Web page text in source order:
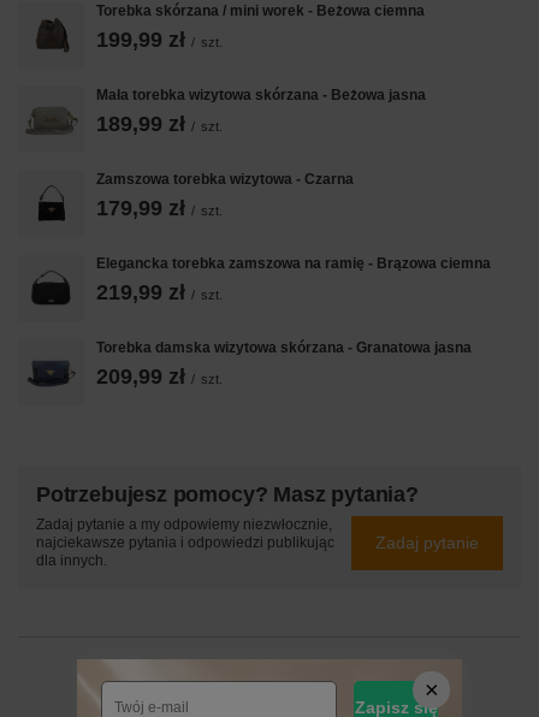
Torebka skórzana / mini worek - Beżowa ciemna
199,99 zł / szt.
Mała torebka wizytowa skórzana - Beżowa jasna
189,99 zł / szt.
Zamszowa torebka wizytowa - Czarna
179,99 zł / szt.
Elegancka torebka zamszowa na ramię - Brązowa ciemna
219,99 zł / szt.
Torebka damska wizytowa skórzana - Granatowa jasna
209,99 zł / szt.
Potrzebujesz pomocy? Masz pytania?
Zadaj pytanie a my odpowiemy niezwłocznie,
najciekawsze pytania i odpowiedzi publikując
dla innych.
Zadaj pytanie
24 MIESIĄCE
Zapisz się